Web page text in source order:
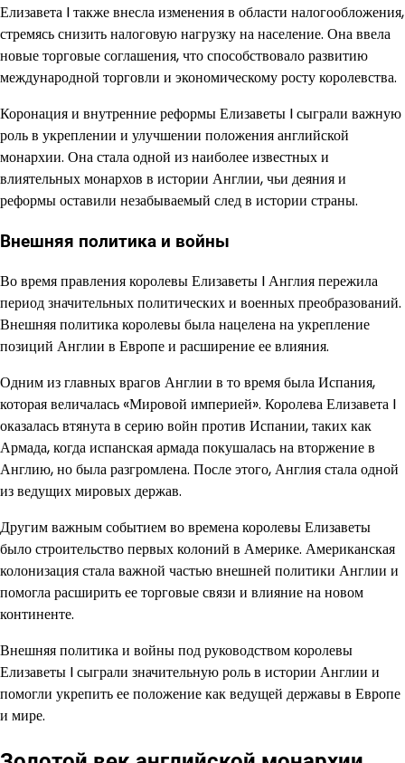
Елизавета I также внесла изменения в области налогообложения,
стремясь снизить налоговую нагрузку на население. Она ввела
новые торговые соглашения, что способствовало развитию
международной торговли и экономическому росту королевства.
Коронация и внутренние реформы Елизаветы I сыграли важную
роль в укреплении и улучшении положения английской
монархии. Она стала одной из наиболее известных и
влиятельных монархов в истории Англии, чьи деяния и
реформы оставили незабываемый след в истории страны.
Внешняя политика и войны
Во время правления королевы Елизаветы I Англия пережила
период значительных политических и военных преобразований.
Внешняя политика королевы была нацелена на укрепление
позиций Англии в Европе и расширение ее влияния.
Одним из главных врагов Англии в то время была Испания,
которая величалась «Мировой империей». Королева Елизавета I
оказалась втянута в серию войн против Испании, таких как
Армада, когда испанская армада покушалась на вторжение в
Англию, но была разгромлена. После этого, Англия стала одной
из ведущих мировых держав.
Другим важным событием во времена королевы Елизаветы
было строительство первых колоний в Америке. Американская
колонизация стала важной частью внешней политики Англии и
помогла расширить ее торговые связи и влияние на новом
континенте.
Внешняя политика и войны под руководством королевы
Елизаветы I сыграли значительную роль в истории Англии и
помогли укрепить ее положение как ведущей державы в Европе
и мире.